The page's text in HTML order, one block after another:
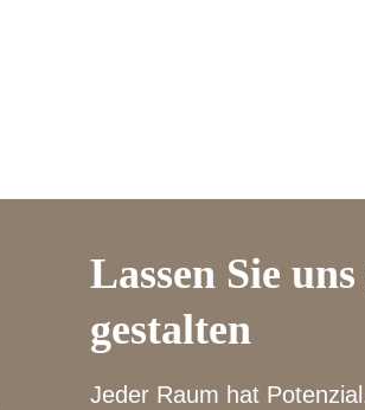
Lassen Sie
gestalten
Jeder Raum hat